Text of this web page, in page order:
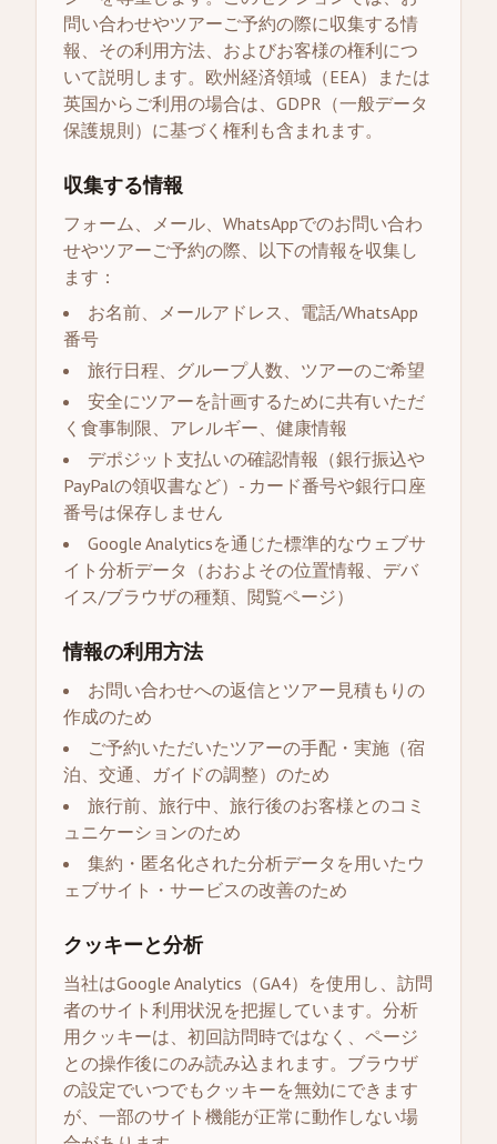
問い合わせやツアーご予約の際に収集する情
報、その利用方法、およびお客様の権利につ
いて説明します。欧州経済領域（EEA）または
英国からご利用の場合は、GDPR（一般データ
保護規則）に基づく権利も含まれます。
収集する情報
フォーム、メール、WhatsAppでのお問い合わ
せやツアーご予約の際、以下の情報を収集し
ます：
お名前、メールアドレス、電話/WhatsApp
番号
旅行日程、グループ人数、ツアーのご希望
安全にツアーを計画するために共有いただ
く食事制限、アレルギー、健康情報
デポジット支払いの確認情報（銀行振込や
PayPalの領収書など）- カード番号や銀行口座
番号は保存しません
Google Analyticsを通じた標準的なウェブサ
イト分析データ（おおよその位置情報、デバ
イス/ブラウザの種類、閲覧ページ）
情報の利用方法
お問い合わせへの返信とツアー見積もりの
作成のため
ご予約いただいたツアーの手配・実施（宿
泊、交通、ガイドの調整）のため
旅行前、旅行中、旅行後のお客様とのコミ
ュニケーションのため
集約・匿名化された分析データを用いたウ
ェブサイト・サービスの改善のため
クッキーと分析
当社はGoogle Analytics（GA4）を使用し、訪問
者のサイト利用状況を把握しています。分析
用クッキーは、初回訪問時ではなく、ページ
との操作後にのみ読み込まれます。ブラウザ
の設定でいつでもクッキーを無効にできます
が、一部のサイト機能が正常に動作しない場